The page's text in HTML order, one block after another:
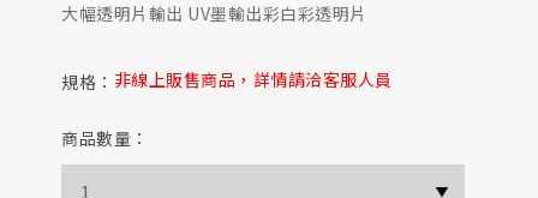
大幅透明片輸出 UV墨輸出彩白彩透明片
規格： 非線上販售商品，詳情請洽客服人員
商品數量：